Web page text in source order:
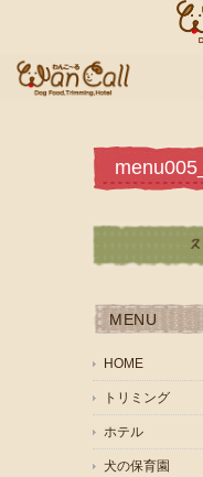
MENU
HOME
トリミング
ホテル
犬の保育園